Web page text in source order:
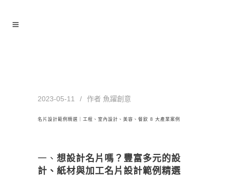
2023-05-11 作者 魚躍創意
名片設計範例精選｜工程、室內設計、美容、餐飲 8 大產業案例
一、 想設計名片嗎？豐富多元的設
計、紙材與加工名片設計範例精選